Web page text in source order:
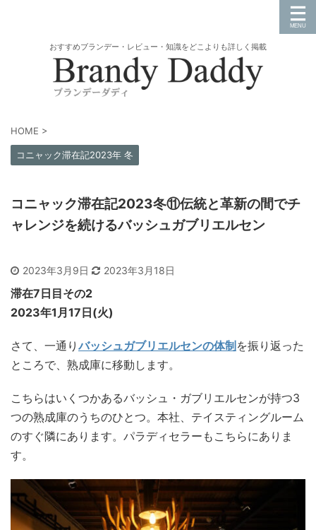
おすすめブランデー・レビュー・知識をどこよりも詳しく掲載
HOME >
コニャック滞在記2023年 冬
コニャック滞在記2023冬⑪伝統と革新の間でチ
ャレンジを続けるバッシュガブリエルセン
2023年3月9日 2023年3月18日
滞在7日目その2
2023年1月17日(火)
さて、一通り バッシュガブリエルセンの体制 を振り返った
ところで、熟成庫に移動します。
こちらはいくつかあるバッシュ・ガブリエルセンが持つ3
つの熟成庫のうちのひとつ。本社、テイスティングルーム
のすぐ隣にあります。パラディセラーもこちらにありま
す。